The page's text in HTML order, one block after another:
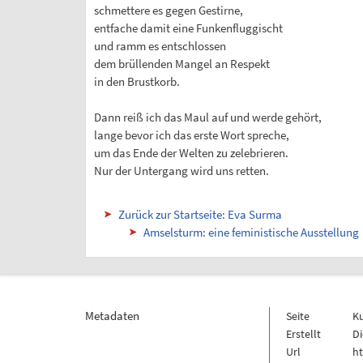
schmettere es gegen Gestirne,
entfache damit eine Funkenfluggischt
und ramm es entschlossen
dem brüllenden Mangel an Respekt
in den Brustkorb.
Dann reiß ich das Maul auf und werde gehört,
lange bevor ich das erste Wort spreche,
um das Ende der Welten zu zelebrieren.
Nur der Untergang wird uns retten.
Zurück zur Startseite: Eva Surma
Amselsturm: eine feministische Ausstellung
Metadaten Seite
Erstellt
Url